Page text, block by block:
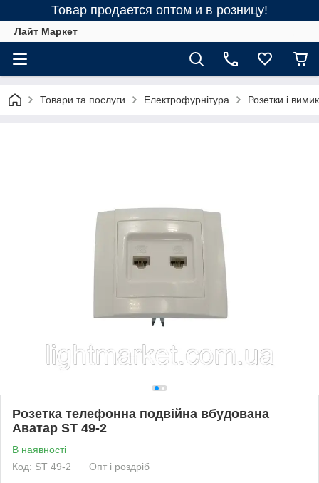
Товар продается оптом и в розницу!
Лайт Маркет
Товари та послуги Електрофурнітура Розетки і
Розетка телефонна подвійна вбудована
Аватар ST 49-2
В наявності
Код: ST 49-2
Опт і роздріб